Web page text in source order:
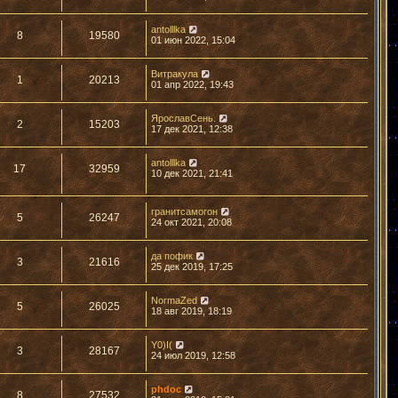
8 19580
antolllka
01 июн 2022, 15:04
1 20213
Витракула
01 апр 2022, 19:43
2 15203
ЯрославСень.
17 дек 2021, 12:38
17 32959
antolllka
10 дек 2021, 21:41
5 26247
гранитсамогон
24 окт 2021, 20:08
3 21616
да пофик
25 дек 2019, 17:25
5 26025
NormaZed
18 авг 2019, 18:19
3 28167
Y0)I(
24 июл 2019, 12:58
phdoc